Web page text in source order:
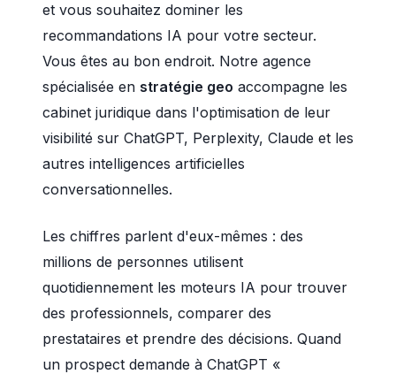
et vous souhaitez dominer les
recommandations IA pour votre secteur.
Vous êtes au bon endroit. Notre agence
spécialisée en stratégie geo accompagne les
cabinet juridique dans l'optimisation de leur
visibilité sur ChatGPT, Perplexity, Claude et les
autres intelligences artificielles
conversationnelles.
Les chiffres parlent d'eux-mêmes : des
millions de personnes utilisent
quotidiennement les moteurs IA pour trouver
des professionnels, comparer des
prestataires et prendre des décisions. Quand
un prospect demande à ChatGPT «